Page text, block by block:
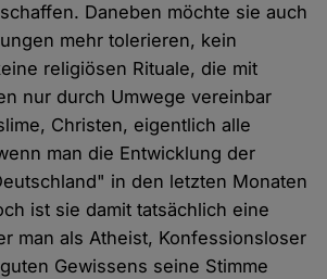
Daneben möchte sie auch
mehr tolerieren, kein
religiösen Rituale, die mit
nur durch Umwege vereinbar
Christen, eigentlich alle
man die Entwicklung der
in den letzten Monaten
ist sie damit tatsächlich eine
man als Atheist, Konfessionsloser
Gewissens seine Stimme